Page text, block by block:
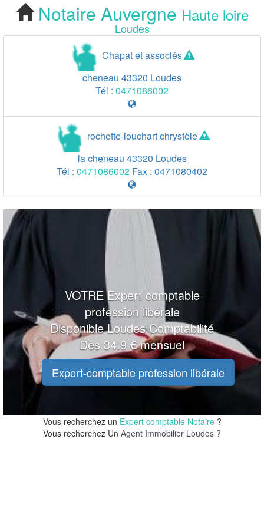
Cherchez votre
Notaire Loudes
Notaire Auvergne Haute loire
Loudes
Chapat et associés
cheneau 43320 Loudes
Tél : 0471086002
rochette-louchart chrystèle
la cheneau 43320 Loudes
Tél : 0471086002 Fax : 0471080402
VOTRE Expert comptable
profession libérale
Disponible Loudes Comptabilité
Dès 34.9 € mensuel
Expert-comptable profession libérale
Vous recherchez un Expert comptable Notaire?
Vous recherchez Un Agent Immobilier Loudes ?